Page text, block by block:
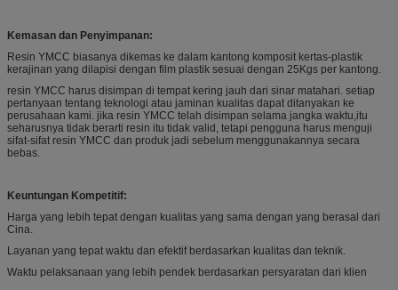
Kemasan dan Penyimpanan:
Resin YMCC biasanya dikemas ke dalam kantong komposit kertas-plastik
kerajinan yang dilapisi dengan film plastik sesuai dengan 25Kgs per kantong.
resin YMCC harus disimpan di tempat kering jauh dari sinar matahari. setiap
pertanyaan tentang teknologi atau jaminan kualitas dapat ditanyakan ke
perusahaan kami. jika resin YMCC telah disimpan selama jangka waktu,itu
seharusnya tidak berarti resin itu tidak valid, tetapi pengguna harus menguji
sifat-sifat resin YMCC dan produk jadi sebelum menggunakannya secara
bebas.
Keuntungan Kompetitif:
Harga yang lebih tepat dengan kualitas yang sama dengan yang berasal dari
Cina.
Layanan yang tepat waktu dan efektif berdasarkan kualitas dan teknik.
Waktu pelaksanaan yang lebih pendek berdasarkan persyaratan dari klien